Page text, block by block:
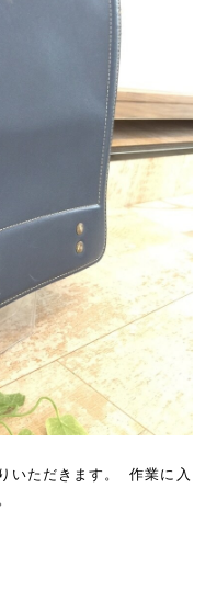
いただきます。 作業に入